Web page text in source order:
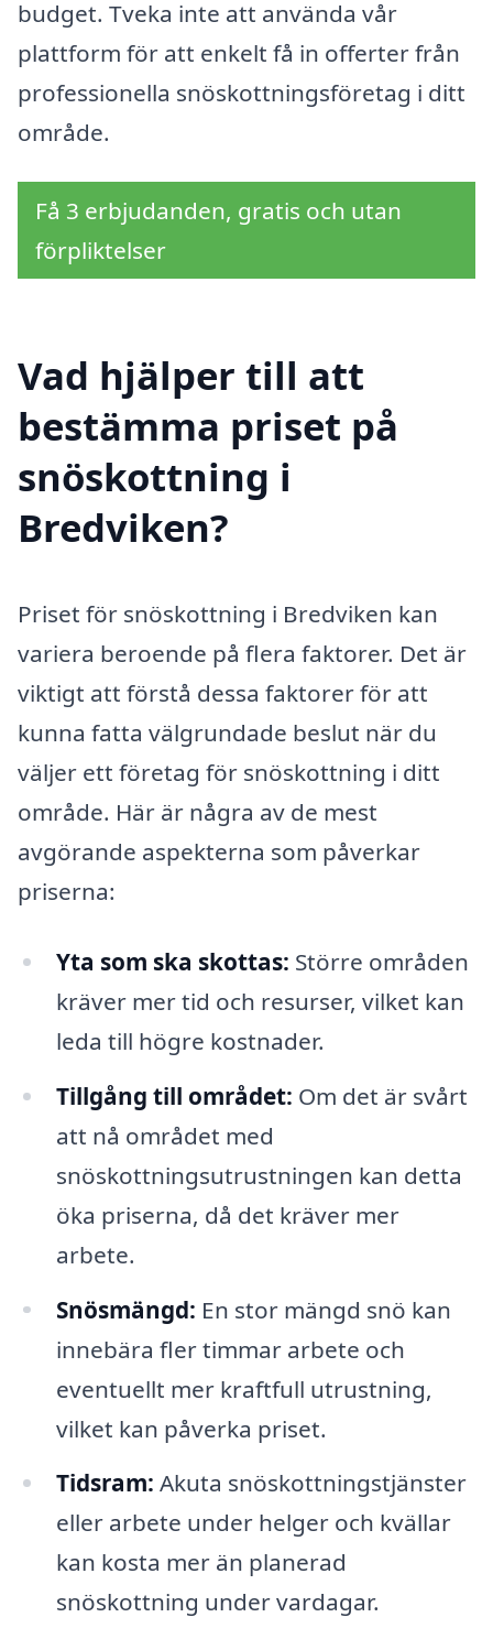
budget. Tveka inte att använda vår
plattform för att enkelt få in offerter från
professionella snöskottningsföretag i ditt
område.
Få 3 erbjudanden, gratis och utan
förpliktelser
Vad hjälper till att
bestämma priset på
snöskottning i
Bredviken?
Priset för snöskottning i Bredviken kan
variera beroende på flera faktorer. Det är
viktigt att förstå dessa faktorer för att
kunna fatta välgrundade beslut när du
väljer ett företag för snöskottning i ditt
område. Här är några av de mest
avgörande aspekterna som påverkar
priserna:
Yta som ska skottas: Större områden
kräver mer tid och resurser, vilket kan
leda till högre kostnader.
Tillgång till området: Om det är svårt
att nå området med
snöskottningsutrustningen kan detta
öka priserna, då det kräver mer
arbete.
Snösmängd: En stor mängd snö kan
innebära fler timmar arbete och
eventuellt mer kraftfull utrustning,
vilket kan påverka priset.
Tidsram: Akuta snöskottningstjänster
eller arbete under helger och kvällar
kan kosta mer än planerad
snöskottning under vardagar.